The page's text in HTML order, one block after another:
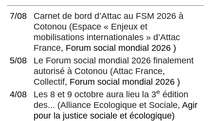
7/08
Carnet de bord d’Attac au FSM 2026 à
Cotonou (Espace « Enjeux et
mobilisations internationales » d’Attac
France, Forum social mondial 2026 )
5/08
Le Forum social mondial 2026 finalement
autorisé à Cotonou (Attac France,
Collectif, Forum social mondial 2026 )
4/08
Les 8 et 9 octobre aura lieu la 3e édition
des... (Alliance Ecologique et Sociale, Agir
pour la justice sociale et écologique)